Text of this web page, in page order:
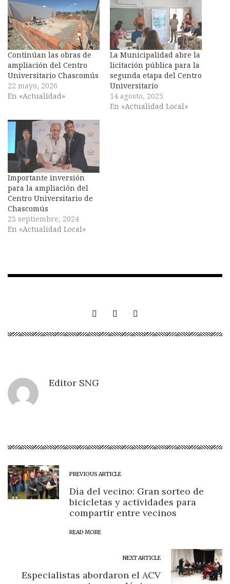
Continúan las obras de
ampliación del Centro
Universitario Chascomús
22 mayo, 2026
En «Actualidad»
La Municipalidad abre la
licitación pública para la
segunda etapa del Centro
Universitario
14 agosto, 2025
En «Actualidad Local»
Importante inversión
para la ampliación del
Centro Universitario de
Chascomús
23 septiembre, 2024
En «Actualidad Local»
Editor SNG
PREVIOUS ARTICLE
Día del vecino: Gran sorteo de
bicicletas y actividades para
compartir entre vecinos
READ MORE
NEXT ARTICLE
Especialistas abordaron el ACV